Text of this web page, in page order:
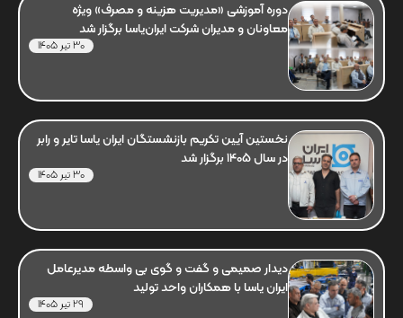
دوره آموزشی «مدیریت هزینه و مصرف» ویژه
معاونان و مدیران شرکت ایران‌یاسا برگزار شد
30 تیر 1405
نخستین آیین تکریم بازنشستگان ایران یاسا تایر و رابر
در سال 1405 برگزار شد
30 تیر 1405
دیدار صمیمی و گفت و گوی بی واسطه مدیرعامل
ایران یاسا با همکاران واحد تولید
29 تیر 1405